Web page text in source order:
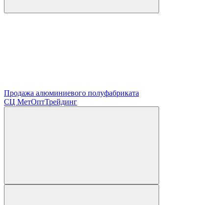
Продажа алюминиевого полуфабриката
СЦ МетОптТрейдинг